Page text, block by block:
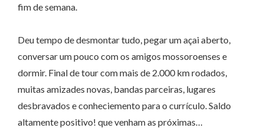
fim de semana.
Deu tempo de desmontar tudo, pegar um açai aberto,
conversar um pouco com os amigos mossoroenses e
dormir. Final de tour com mais de 2.000 km rodados,
muitas amizades novas, bandas parceiras, lugares
desbravados e conheciemento para o currículo. Saldo
altamente positivo! que venham as próximas…